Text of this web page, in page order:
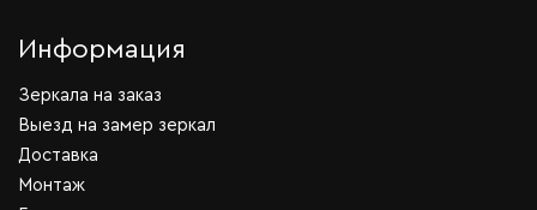
Информация
Зеркала на заказ
Выезд на замер зеркал
Доставка
Монтаж